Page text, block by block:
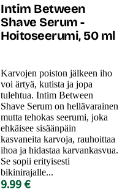
Intim Between
Shave Serum -
Hoitoseerumi, 50 ml
Karvojen poiston jälkeen iho
voi ärtyä, kutista ja jopa
tulehtua. Intim Between
Shave Serum on hellävarainen
mutta tehokas seerumi, joka
ehkäisee sisäänpäin
kasvaneita karvoja, rauhoittaa
ihoa ja hidastaa karvankasvua.
Se sopii erityisesti
bikinirajalle...
9.99 €